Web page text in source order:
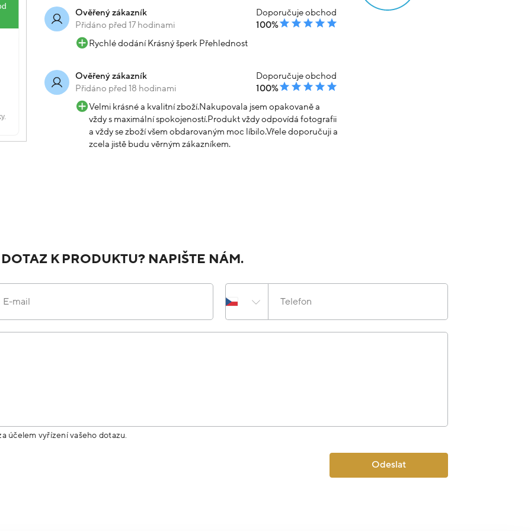
Ověřený zákazník
Přidáno před 17 hodinami
Doporučuje obchod
100%
Rychlé dodání Krásný šperk Přehlednost
Ověřený zákazník
Přidáno před 18 hodinami
Doporučuje obchod
100%
Velmi krásné a kvalitní zboží.Nakupovala jsem opakovaně a
vždy s maximální spokojeností.Produkt vždy odpovídá fotografii
a vždy se zboží všem obdarovaným moc líbilo.Vřele doporučuji a
zcela jistě budu věrným zákazníkem.
K PRODUKTU? NAPIŠTE NÁM.
E-mail Telefon
účelem vyřízení vašeho dotazu.
Odeslat